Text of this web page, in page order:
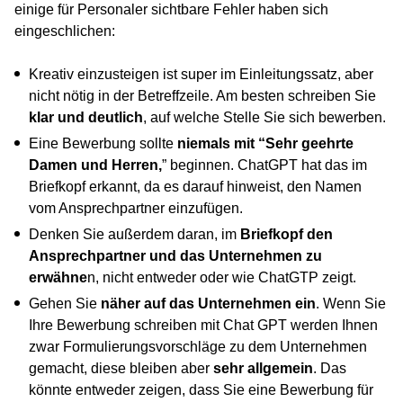
einige für Personaler sichtbare Fehler haben sich
eingeschlichen:
Kreativ einzusteigen ist super im Einleitungssatz, aber
nicht nötig in der Betreffzeile. Am besten schreiben Sie
klar und deutlich, auf welche Stelle Sie sich bewerben.
Eine Bewerbung sollte niemals mit “Sehr geehrte
Damen und Herren,” beginnen. ChatGPT hat das im
Briefkopf erkannt, da es darauf hinweist, den Namen
vom Ansprechpartner einzufügen.
Denken Sie außerdem daran, im Briefkopf den
Ansprechpartner und das Unternehmen zu
erwähnen, nicht entweder oder wie ChatGTP zeigt.
Gehen Sie näher auf das Unternehmen ein. Wenn Sie
Ihre Bewerbung schreiben mit Chat GPT werden Ihnen
zwar Formulierungsvorschläge zu dem Unternehmen
gemacht, diese bleiben aber sehr allgemein. Das
könnte entweder zeigen, dass Sie eine Bewerbung für